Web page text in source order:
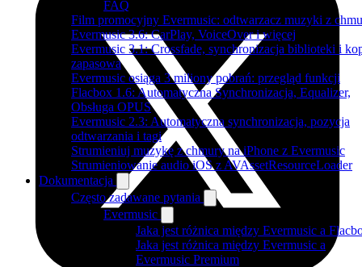
FAQ
Film promocyjny Evermusic: odtwarzacz muzyki z
Evermusic 3.6: CarPlay, VoiceOver i więcej
Evermusic 3.1: Crossfade, synchronizacja biblioteki i
zapasowa
Evermusic osiąga 3 miliony pobrań: przegląd funkcji
Flacbox 1.6: Automatyczna Synchronizacja, Equalizer,
Obsługa OPUS
Evermusic 2.3: Automatyczna synchronizacja, pozycja
odtwarzania i tagi
Strumieniuj muzykę z chmury na iPhone z Evermusic
Strumieniowanie audio iOS z AVAssetResourceLoader
Dokumentacja
Często zadawane pytania
Evermusic
Jaka jest różnica między Evermusic a
Jaka jest różnica między Evermusic a
Evermusic Premium